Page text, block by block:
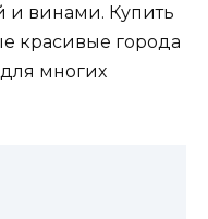
и винами. Купить
красивые города
многих